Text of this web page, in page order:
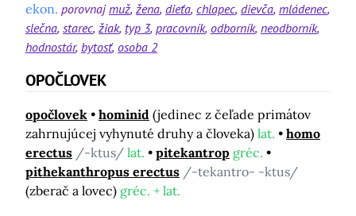
ekon. porovnajmuž žena dieťa chlapec dievča mládenec
slečna starec žiak typ 3 pracovník odborník neodborník
hodnostár bytosť osoba 2
OPOČLOVEK
opočlovek hominid (jedinec z čeľade primátov
zahrnujúcej vyhynuté druhy a človeka) lat.
homo
erectus /-ktus/ lat. pitekantrop gréc.
pithekanthropus erectus /-tekantro- -ktus/
(zberač a lovec) gréc. + lat.